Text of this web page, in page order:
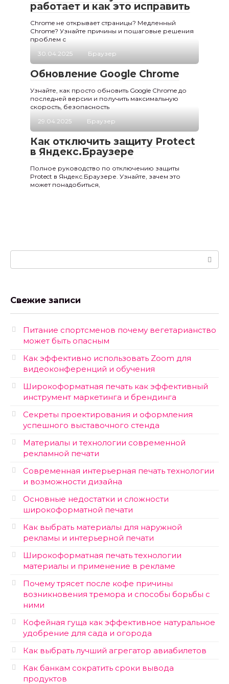
работает и как это исправить
Chrome не открывает страницы? Медленный
Chrome? Узнайте причины и пошаговые решения
проблем с
30.04.2025
Браузер
Обновление Google Chrome
Узнайте, как просто обновить Google Chrome до
последней версии и получить максимальную
скорость, безопасность
29.04.2025
Браузер
Как отключить защиту Protect
в Яндекс.Браузере
Полное руководство по отключению защиты
Protect в Яндекс.Браузере. Узнайте, зачем это
может понадобиться,
Свежие записи
Питание спортсменов почему вегетарианство
может быть опасным
Как эффективно использовать Zoom для
видеоконференций и обучения
Широкоформатная печать как эффективный
инструмент маркетинга и брендинга
Секреты проектирования и оформления
успешного выставочного стенда
Материалы и технологии современной
рекламной печати
Современная интерьерная печать технологии
и возможности дизайна
Основные недостатки и сложности
широкоформатной печати
Как выбрать материалы для наружной
рекламы и интерьерной печати
Широкоформатная печать технологии
материалы и применение в рекламе
Почему трясет после кофе причины
возникновения тремора и способы борьбы с
ними
Кофейная гуща как эффективное натуральное
удобрение для сада и огорода
Как выбрать лучший агрегатор авиабилетов
Как банкам сократить сроки вывода
продуктов